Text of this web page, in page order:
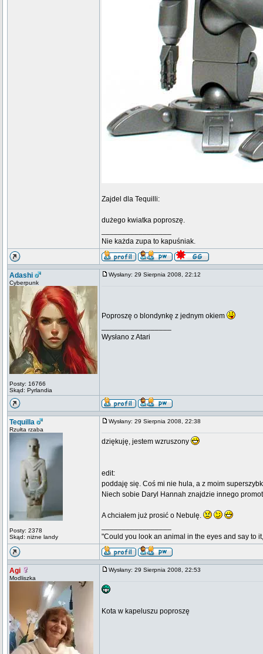
Zajdel dla Tequilli:
dużego kwiatka poproszę.
Nie każda zupa to kapuśniak.
Adashi
Cyberpunk
Posty: 16766
Skąd: Pyrlandia
Wysłany: 29 Sierpnia 2008, 22:12
Poproszę o blondynkę z jednym okiem
Wysłano z Atari
Tequilla
Rzułta rzaba
Posty: 2378
Skąd: niżne landy
Wysłany: 29 Sierpnia 2008, 22:38
dziękuję, jestem wzruszony
edit:
poddaję się. Coś mi nie hula, a z moim
Niech sobie Daryl Hannah znajdzie innego
A chciałem już prosić o Nebulę.
"Could you look an animal in the eyes and say to
Agi
Modliszka
Wysłany: 29 Sierpnia 2008, 22:53
Kota w kapeluszu poproszę